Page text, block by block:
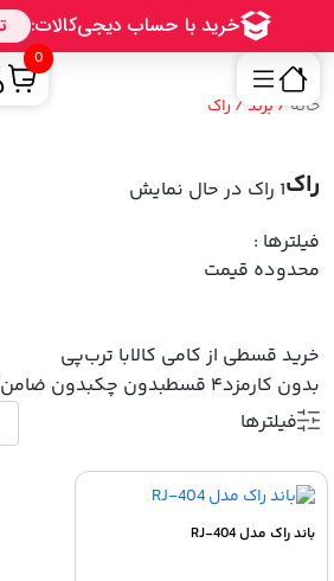
0
خانه / برند / راک
راک1 راک
در حال نمایش
فیلترها :
محدوده قیمت
خرید قسطی از کامی کالابا ترب‌پی
بدون کارمزد۴ قسط بدون چکبدون ضامن
فیلترها
باند راک مدل RJ-404